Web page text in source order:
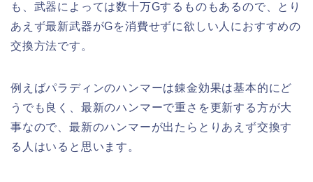
も、武器によっては数十万Gするものもあるので、とり
あえず最新武器がGを消費せずに欲しい人におすすめの
交換方法です。
例えばパラディンのハンマーは錬金効果は基本的にど
うでも良く、最新のハンマーで重さを更新する方が大
事なので、最新のハンマーが出たらとりあえず交換す
る人はいると思います。